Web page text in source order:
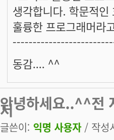
생각합니다. 학문적
훌륭한 프로그래머라
동감.... ^^
안녕하세요..^^전
저
글쓴이: 익명 사용자 / 작성